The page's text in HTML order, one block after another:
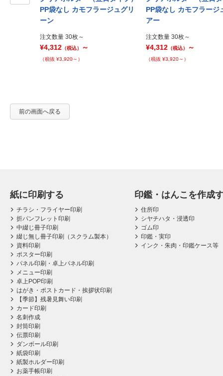
PP袋なし カモフラージュグリ
ーン
注文数量 30枚～
¥4,312 （税込） ～
（税抜 ¥3,920～）
PP袋なし カモフラージ
アー
注文数量 30枚～
¥4,312 （税込） ～
（税抜 ¥3,920～）
前の画面へ戻る
紙に印刷する
チラシ・フライヤー印刷
折パンフレット印刷
中綴じ冊子印刷
綴じ無し冊子印刷（スクラム製本）
資料印刷
ポスター印刷
パネル印刷・卓上パネル印刷
メニュー印刷
卓上POP印刷
はがき・ポストカード・挨拶状印刷
【季節】残暑見舞い印刷
カード印刷
名刺作成
封筒印刷
伝票印刷
ダンボール印刷
紙袋印刷
紙製ホルダー印刷
お薬手帳印刷
印鑑・はんこを作成
住所印
シヤチハタ・浸透印
ゴム印
印鑑・実印
インク・朱肉・印鑑ケース等